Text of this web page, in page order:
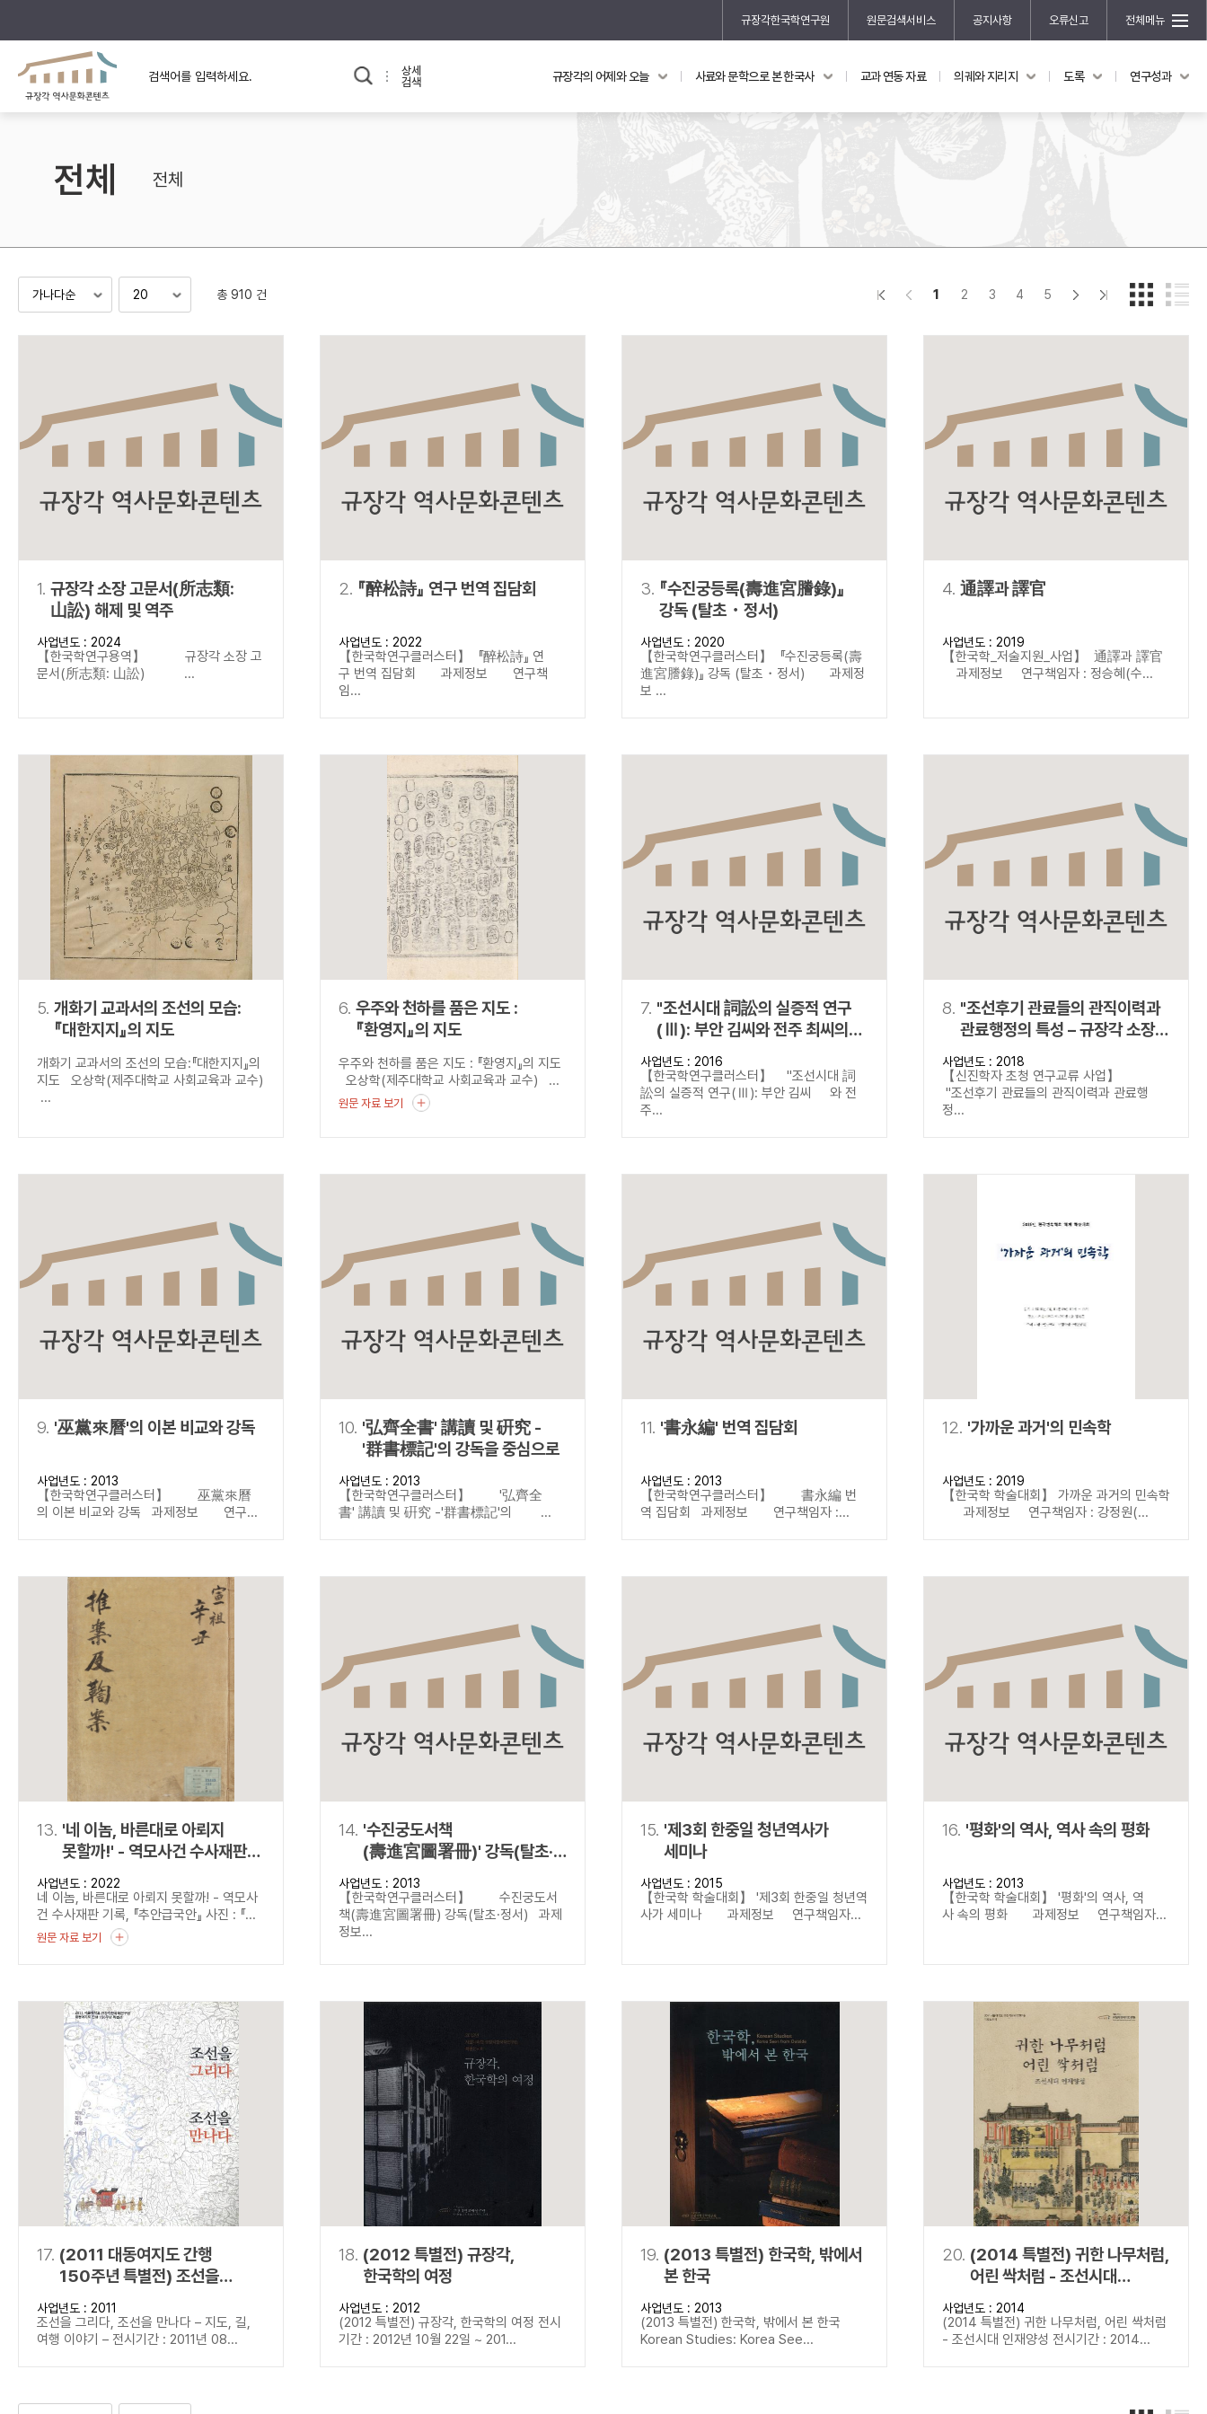
규장각한국학연구원 원문검색서비스 공지사항 오류신고 전체메뉴
규장각의 어제와 오늘
규장각 소개영상
사료와 문학으로 본
조선 후기
교과 연동 자료 의궤와 지리지 도록 연구성과
신진학자 초청 연구교류 사업
규장각-산기 연구비 지원 사업
홍재 한국학 펠로십 프로그램
상세
검색
검색 연산자 사용안내
사용 예
“정조”와 “정약용”이 동시에 포함된 자료를 검
OR 정조 OR 정약용 “정조” 또는 “정약용”이 포함된 자료를 검색
동시에 여러 개의 연산자를 사용할 수 있습니다.
규장각의 어제와 오늘 사료와 문학으로 본 한국사 교과 연동 자료 의궤와 지리지 도록 연구성과
전체 전체
총 910 건 1 2 3 4 5
1. 규장각 소장 고문서(所志類:
山訟) 해제 및 역주
사업년도 : 2024
【한국학연구용역】 규장각 소장 고
문서(所志類: 山訟) ...
2. 『醉松詩』 연구 번역 집담회
사업년도 : 2022
【한국학연구클러스터】 『醉松詩』 연
구 번역 집담회 과제정보 연구책
임...
3. 『수진궁등록(壽進宮謄錄)』
강독 (탈초・정서)
사업년도 : 2020
【한국학연구클러스터】 『수진궁등록(壽
進宮謄錄)』 강독 (탈초・정서) 과제정
보 ...
4. 通譯과 譯官
사업년도 : 2019
【한국학_저술지원_사업】 通譯과 譯官
과제정보 연구책임자 : 정승혜(수...
5. 개화기 교과서의 조선의 모습:
『대한지지』의 지도
개화기 교과서의 조선의 모습:『대한지지』의
지도 오상학(제주대학교 사회교육과 교수)
...
6. 우주와 천하를 품은 지도 :
『환영지』의 지도
우주와 천하를 품은 지도 : 『환영지』의 지도
오상학(제주대학교 사회교육과 교수) ...
원문 자료 보기
7. "조선시대 詞訟의 실증적 연구
(Ⅲ): 부안 김씨와 전주 최씨의
산송 자료 강독"
사업년도 : 2016
【한국학연구클러스터】 "조선시대 詞
訟의 실증적 연구(Ⅲ): 부안 김씨 와 전
주...
8. "조선후기 관료들의 관직이력과
관료행정의 특성 – 규장각 소장
‘정사책’(政事冊) 자료의 분석을
중심으로"
사업년도 : 2018
【신진학자 초청 연구교류 사업】
"조선후기 관료들의 관직이력과 관료행
정...
9. '巫黨來曆'의 이본 비교와 강독
사업년도 : 2013
【한국학연구클러스터】 巫黨來曆
의 이본 비교와 강독 과제정보 연구...
10. '弘齊全書' 講讀 및 硏究 -
'群書標記'의 강독을 중심으로
사업년도 : 2013
【한국학연구클러스터】 '弘齊全
書' 講讀 및 硏究 -'群書標記'의 ...
11. '書永編' 번역 집담회
사업년도 : 2013
【한국학연구클러스터】 書永編 번
역 집담회 과제정보 연구책임자 :...
12. '가까운 과거'의 민속학
사업년도 : 2019
【한국학 학술대회】 가까운 과거의 민속학
과제정보 연구책임자 : 강정원(...
13. '네 이놈, 바른대로 아뢰지
못할까!' - 역모사건 수사재판
기록, 『추안급국안』
사업년도 : 2022
네 이놈, 바른대로 아뢰지 못할까! - 역모사
건 수사재판 기록, 『추안급국안』 사진 : 『...
원문 자료 보기
14. '수진궁도서책
(壽進宮圖署冊)' 강독(탈초·
정서)
사업년도 : 2013
【한국학연구클러스터】 수진궁도서
책(壽進宮圖署冊) 강독(탈초·정서) 과제
정보...
15. '제3회 한중일 청년역사가
세미나
사업년도 : 2015
【한국학 학술대회】 '제3회 한중일 청년역
사가 세미나 과제정보 연구책임자...
16. '평화'의 역사, 역사 속의 평화
사업년도 : 2013
【한국학 학술대회】 '평화'의 역사, 역
사 속의 평화 과제정보 연구책임자...
17. (2011 대동여지도 간행
150주년 특별전) 조선을
그리다, 조선을 만나다
사업년도 : 2011
조선을 그리다, 조선을 만나다 – 지도, 길,
여행 이야기 – 전시기간 : 2011년 08...
18. (2012 특별전) 규장각,
한국학의 여정
사업년도 : 2012
(2012 특별전) 규장각, 한국학의 여정 전시
기간 : 2012년 10월 22일 ~ 201...
19. (2013 특별전) 한국학, 밖에서
본 한국
사업년도 : 2013
(2013 특별전) 한국학, 밖에서 본 한국
Korean Studies: Korea See...
20. (2014 특별전) 귀한 나무처럼,
어린 싹처럼 - 조선시대
인재양성
사업년도 : 2014
(2014 특별전) 귀한 나무처럼, 어린 싹처럼
- 조선시대 인재양성 전시기간 : 2014...